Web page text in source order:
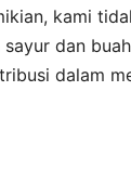
kami
sayur dan
dalam